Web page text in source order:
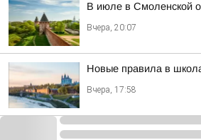
В июле в Смоленской
Вчера, 20:07
Новые правила в
Вчера, 17:58